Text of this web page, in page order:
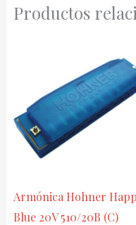
Productos
Armónica Hohner
Blue 20V 510/20B (C)